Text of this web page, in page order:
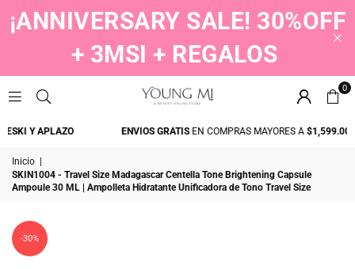
¡ANNIVERSARY SALE! 30%OFF
+ 3MSI + REGALOS
0
Y APLAZO ENVIOS GRATISEN COMPRAS MAYORES A $1,599.00
Inicio
SKIN1004 - Travel Size Madagascar Centella Tone Brightening Capsule
Ampoule 30 ML | Ampolleta Hidratante Unificadora de Tono Travel Size
-30%